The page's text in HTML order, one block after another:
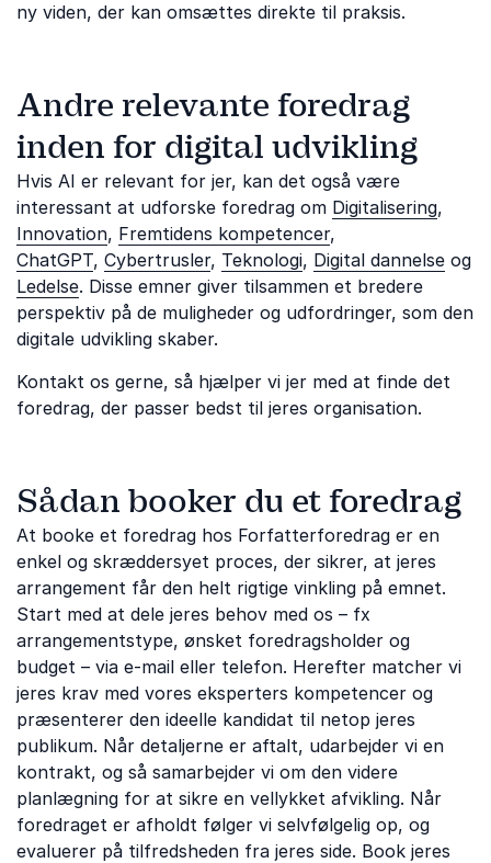
ny viden, der kan omsættes direkte til praksis.
Andre relevante foredrag
inden for digital udvikling
Hvis AI er relevant for jer, kan det også være
interessant at udforske foredrag om Digitalisering,
Innovation, Fremtidens kompetencer,
ChatGPT, Cybertrusler, Teknologi, Digital dannelse og
Ledelse. Disse emner giver tilsammen et bredere
perspektiv på de muligheder og udfordringer, som den
digitale udvikling skaber.
Kontakt os gerne, så hjælper vi jer med at finde det
foredrag, der passer bedst til jeres organisation.
Sådan booker du et foredrag
At booke et foredrag hos Forfatterforedrag er en
enkel og skræddersyet proces, der sikrer, at jeres
arrangement får den helt rigtige vinkling på emnet.
Start med at dele jeres behov med os – fx
arrangementstype, ønsket foredragsholder og
budget – via e-mail eller telefon. Herefter matcher vi
jeres krav med vores eksperters kompetencer og
præsenterer den ideelle kandidat til netop jeres
publikum. Når detaljerne er aftalt, udarbejder vi en
kontrakt, og så samarbejder vi om den videre
planlægning for at sikre en vellykket afvikling. Når
foredraget er afholdt følger vi selvfølgelig op, og
evaluerer på tilfredsheden fra jeres side. Book jeres